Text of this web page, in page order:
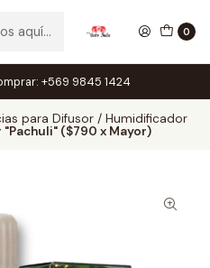
0
+569 9845 1424
para Difusor / Humidificador
"Pachuli" ($790 x Mayor)